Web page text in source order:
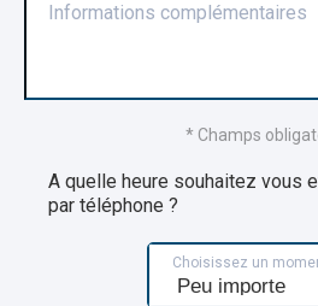
Informations complémentaires
* Champs
A quelle heure souhaitez vous
par téléphone ?
Choisissez un